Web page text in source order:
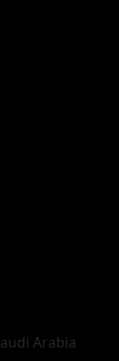
Arabia